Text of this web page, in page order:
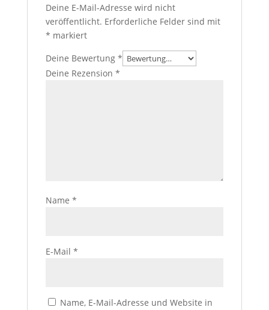
Deine E-Mail-Adresse wird nicht
veröffentlicht. Erforderliche Felder sind mit
* markiert
Deine Bewertung *
Deine Rezension *
Name *
E-Mail *
Name, E-Mail-Adresse und Website in